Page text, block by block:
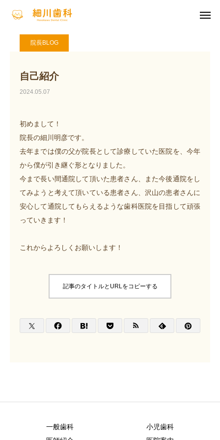
ブログ一覧
院長BLOG
自己紹介
2024.05.07
初めまして！
院長の細川明彦です。
去年までは僕の父が院長として診療していた医院を、今年
から僕が引き継ぐ形となりました。
今まで長い間通院して頂いた患者さん、また今後通院をし
てみようと考えて頂いている患者さん、沢山の患者さんに
安心して通院してもらえるような歯科医院を目指して頑張
っていきます！
これからよろしくお願いします！
記事のタイトルとURLをコピーする
一般歯科
小児歯科
診療案内
お知らせ
医師紹介
医院案内
アクセス